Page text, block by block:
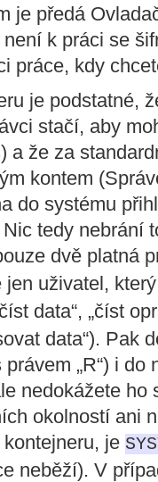
je předá
k práci se
práce, kdy
je podstatné,
stačí, aby
a že za
kontem
do systému
tedy nebrání
dvě platná
jen uživatel,
data“, „číst
data“).
„R“) i do
nedokážete
okolností ani
je
neběží). V